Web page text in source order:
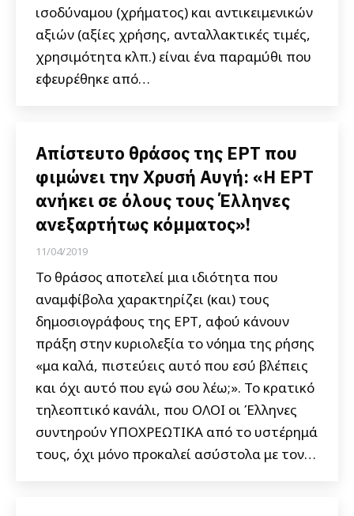
ισοδύναμου (χρήματος) και αντικειμενικών
αξιών (αξίες χρήσης, ανταλλακτικές τιμές,
χρησιμότητα κλπ.) είναι ένα παραμύθι που
εφευρέθηκε από…
Απίστευτο θράσος της ΕΡΤ που
φιμώνει την Χρυσή Αυγή: «Η ΕΡΤ
ανήκει σε όλους τους Έλληνες
ανεξαρτήτως κόμματος»!
11/04/2019
Το θράσος αποτελεί μια ιδιότητα που
αναμφίβολα χαρακτηρίζει (και) τους
δημοσιογράφους της ΕΡΤ, αφού κάνουν
πράξη στην κυριολεξία το νόημα της ρήσης
«μα καλά, πιστεύεις αυτό που εσύ βλέπεις
και όχι αυτό που εγώ σου λέω;». Το κρατικό
τηλεοπτικό κανάλι, που ΟΛΟΙ οι Έλληνες
συντηρούν ΥΠΟΧΡΕΩΤΙΚΑ από το υστέρημά
τους, όχι μόνο προκαλεί ασύστολα με τον…